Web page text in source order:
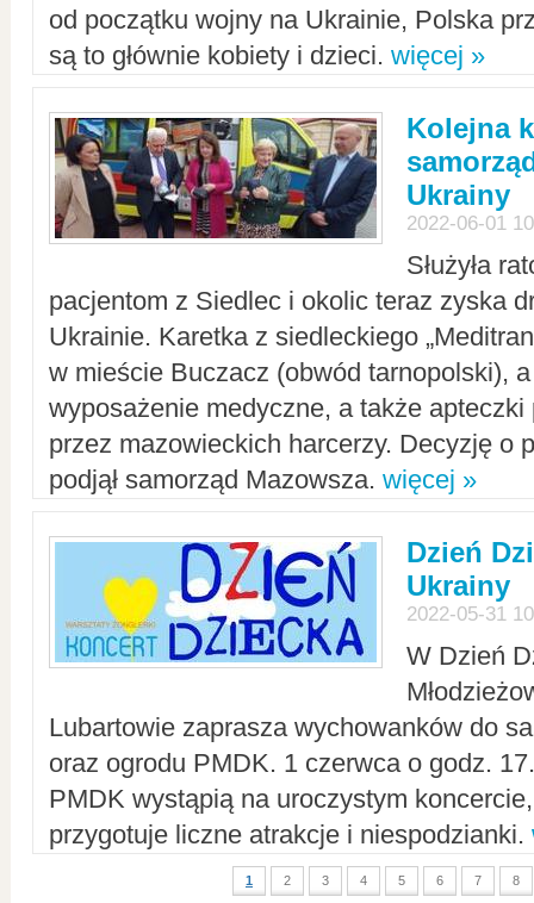
od początku wojny na Ukrainie, Polska
są to głównie kobiety i dzieci. więcej »
Kolejna
Ukrainy
2022-06-01
Służyła
pacjentom z Siedlec i okolic teraz zyska
Ukrainie. Karetka z siedleckiego
w mieście Buczacz (obwód tarnopolski),
wyposażenie medyczne, a także apteczki
przez mazowieckich harcerzy. Decyzję o
podjął samorząd Mazowsza. więcej »
Dzień
Ukrainy
2022-05-31
W Dzień
Lubartowie zaprasza wychowanków do
oraz ogrodu PMDK. 1 czerwca o godz.
PMDK wystąpią na uroczystym
przygotuje liczne atrakcje i niespodzianki.
1 2 3 4 5 6 7 8